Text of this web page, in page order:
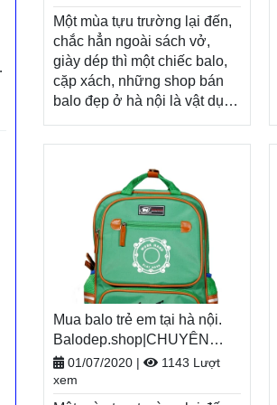
Một mùa tựu trường lại đến,
chắc hẳn ngoài sách vở,
giày dép thì một chiếc balo,
cặp xách, những shop bán
balo đẹp ở hà nội là vật dụng
năng lượng cho một năm
Nhân dịp năm học
mới, Balodep.shop tri ân
khách hàng với những
chương trình ưu đãi, khuyến
mãi vô cùng hấp dẫn và đa
dạng sản phẩm.
Balodep.shop|Chuyên
những shop bán balo đẹp ở
hà nội, Balo-Túi xách. Giao
hàng toàn quốc, Miễn phí đổi
trả hàng, thanh toán tiền khi
nhận hàng
Xem thêm
Mua balo trẻ em tại hà nội.
Balodep.shop|CHUYÊN
BALO-TÚI XÁCH–VALI ĐẸP
01/07/2020 |
1143 Lượt
xem